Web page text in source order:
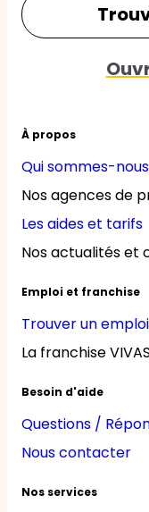
À propos
Qui sommes-
Nos agences de
Les aides et tarifs
Nos actualités et
Emploi et franchise
Trouver un emploi
La franchise
Besoin d'aide
Questions /
Nous contacter
Nos services